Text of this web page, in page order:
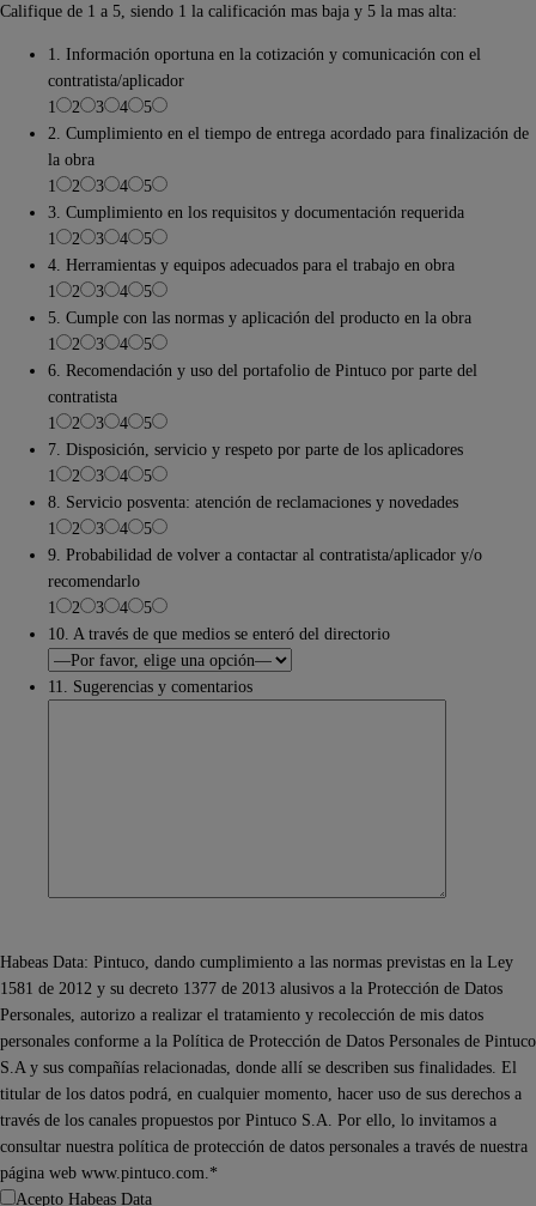
Califique de 1 a 5, siendo 1 la calificación mas baja y 5 la mas alta:
1. Información oportuna en la cotización y comunicación con el
contratista/aplicador
1
2 3 4
5
2. Cumplimiento en el tiempo de entrega acordado para finalización de
la obra
1
2 3 4
5
3. Cumplimiento en los requisitos y documentación requerida
1
2 3 4
5
4. Herramientas y equipos adecuados para el trabajo en obra
1
2 3 4
5
5. Cumple con las normas y aplicación del producto en la obra
1
2 3 4
5
6. Recomendación y uso del portafolio de Pintuco por parte del
contratista
1
2 3 4
5
7. Disposición, servicio y respeto por parte de los aplicadores
1
2 3 4
5
8. Servicio posventa: atención de reclamaciones y novedades
1
2 3 4
5
9. Probabilidad de volver a contactar al contratista/aplicador y/o
recomendarlo
1
2 3 4
5
10. A través de que medios se enteró del directorio
11. Sugerencias y comentarios
Habeas Data: Pintuco, dando cumplimiento a las normas previstas en la Ley
1581 de 2012 y su decreto 1377 de 2013 alusivos a la Protección de Datos
Personales, autorizo a realizar el tratamiento y recolección de mis datos
personales conforme a la Política de Protección de Datos Personales de Pintuco
S.A y sus compañías relacionadas, donde allí se describen sus finalidades. El
titular de los datos podrá, en cualquier momento, hacer uso de sus derechos a
través de los canales propuestos por Pintuco S.A. Por ello, lo invitamos a
consultar nuestra política de protección de datos personales a través de nuestra
página web www.pintuco.com.*
Acepto Habeas Data